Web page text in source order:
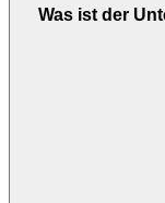
Was ist der